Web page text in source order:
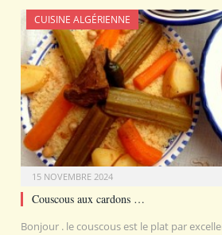
CUISINE ALGÉRIENNE
15 NOVEMBRE 2024
Couscous aux cardons …
Bonjour . le couscous est le plat par